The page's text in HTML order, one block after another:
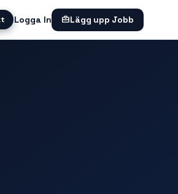
Logga In Lägg upp Jobb